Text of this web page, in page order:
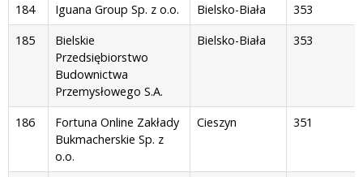
184 Iguana Group Sp. z o.o. Bielsko-Biała
353
185
Bielskie
Przedsiębiorstwo
Budownictwa
Przemysłowego S.A.
Bielsko-Biała 353
186
Fortuna Online Zakłady
Bukmacherskie Sp. z
o.o.
Cieszyn 351